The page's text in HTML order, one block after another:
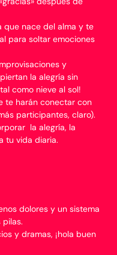
que nace del alma y te
para soltar emociones
y
la alegría sin
como nieve al sol!
te harán conectar con
participantes, claro).
la alegría, la
tu vida diaria.
dolores y un sistema
pilas.
y dramas, ¡hola buen